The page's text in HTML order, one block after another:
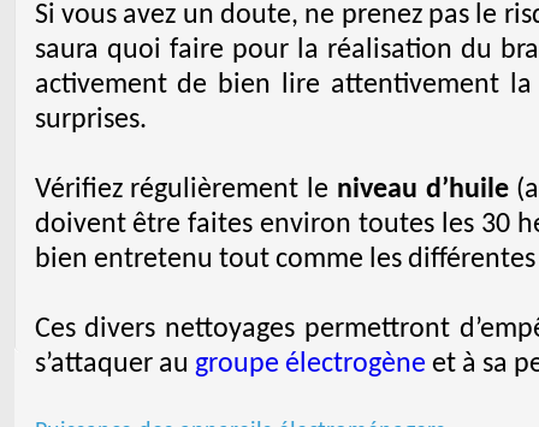
Si vous avez un doute, ne prenez pas le
saura quoi faire pour la réalisation du
activement de bien lire attentivement
surprises.
Vérifiez régulièrement le niveau d’huile
doivent être faites environ toutes les 30
bien entretenu tout comme les différentes
Ces divers nettoyages permettront
s’attaquer au groupe électrogène et à sa